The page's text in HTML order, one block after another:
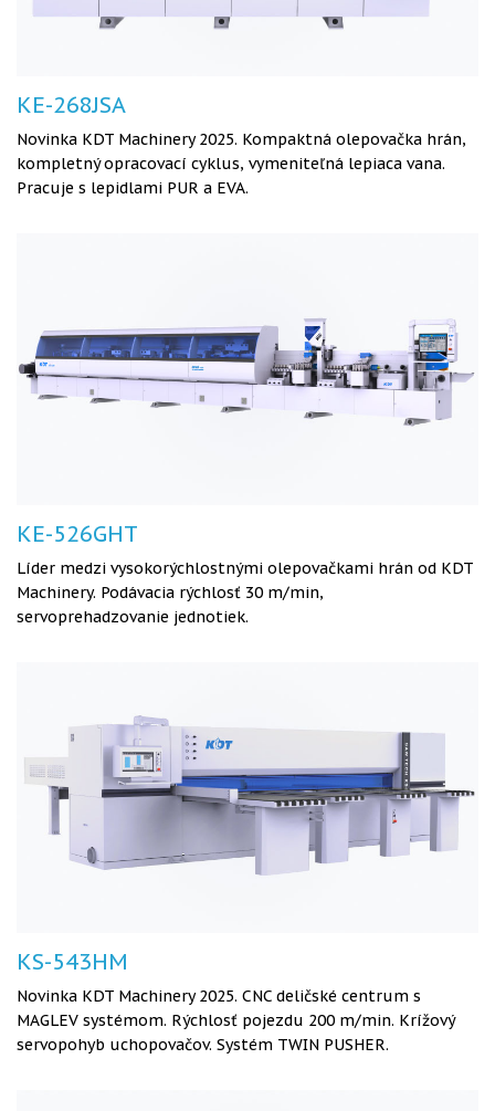
KE-268JSA
Novinka KDT Machinery 2025. Kompaktná olepovačka hrán,
kompletný opracovací cyklus, vymeniteľná lepiaca vana.
Pracuje s lepidlami PUR a EVA.
KE-526GHT
Líder medzi vysokorýchlostnými olepovačkami hrán od KDT
Machinery. Podávacia rýchlosť 30 m/min,
servoprehadzovanie jednotiek.
KS-543HM
Novinka KDT Machinery 2025. CNC deličské centrum s
MAGLEV systémom. Rýchlosť pojezdu 200 m/min. Krížový
servopohyb uchopovačov. Systém TWIN PUSHER.